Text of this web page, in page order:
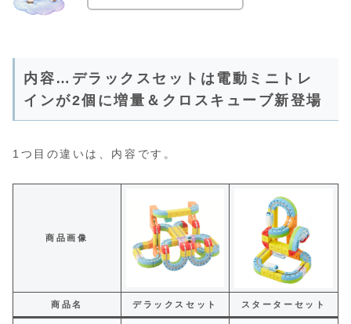
内容…デラックスセットは電動ミニトレ
インが2個に増量＆クロスキューブ新登場
1つ目の違いは、内容です。
商品画像
商品名 デラックスセット スターターセット